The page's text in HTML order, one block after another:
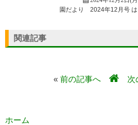
園だより 2024年12月号 は
関連記事
« 前の記事へ 次
ホーム